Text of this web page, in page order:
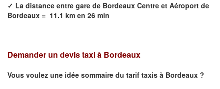
✓ La distance entre gare de Bordeaux Centre et Aéroport de
Bordeaux = 11.1 km en 26 min
Demander un devis taxi à Bordeaux
Vous voulez une idée sommaire du tarif taxis à Bordeaux ?